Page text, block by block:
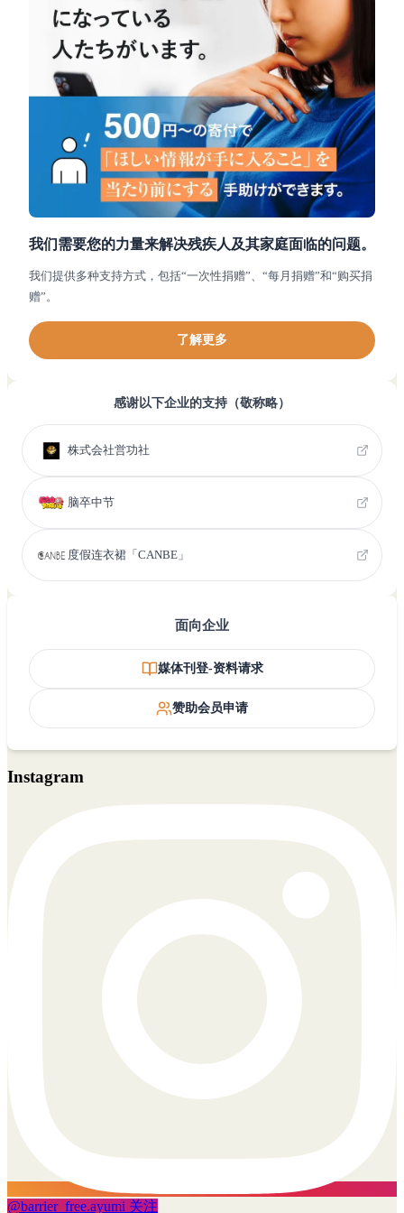
我们需要您的力量来解决残疾人及其家庭面临的问题。
我们提供多种支持方式，包括“一次性捐赠”、“每月捐赠”和“购买捐
赠”。
了解更多
感谢以下企业的支持（敬称略）
株式会社営功社
脑卒中节
度假连衣裙「CANBE」
面向企业
媒体刊登-资料请求
赞助会员申请
Instagram
@barrier_free.ayumi 关注